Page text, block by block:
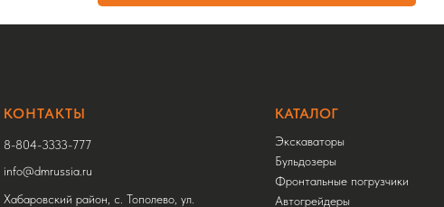
Экскаваторы
Бульдозеры
Фронтальные погрузчики
Автогрейдеры
КАТАЛОГ
8-804-3333-777
info@dmrussia.ru
Хабаровский район, с. Тополево, ул.
КОНТАКТЫ